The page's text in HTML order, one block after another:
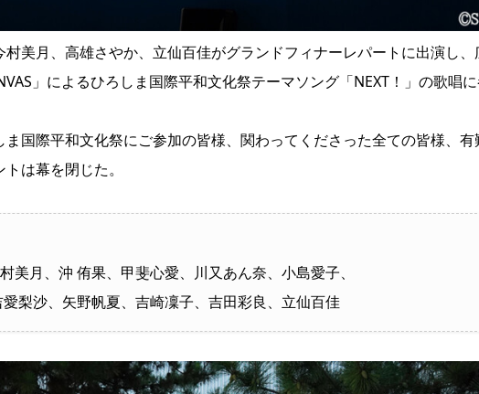
美月、高雄さやか、立仙百佳がグランドフィナーレパートに出演し、
」によるひろしま国際平和文化祭テーマソング「NEXT！」の歌唱
国際平和文化祭にご参加の皆様、関わってくださった全ての皆様、有
は幕を閉じた。
美月、沖 侑果、甲斐心愛、川又あん奈、小島愛子、
梨沙、矢野帆夏、吉崎凜子、吉田彩良、立仙百佳